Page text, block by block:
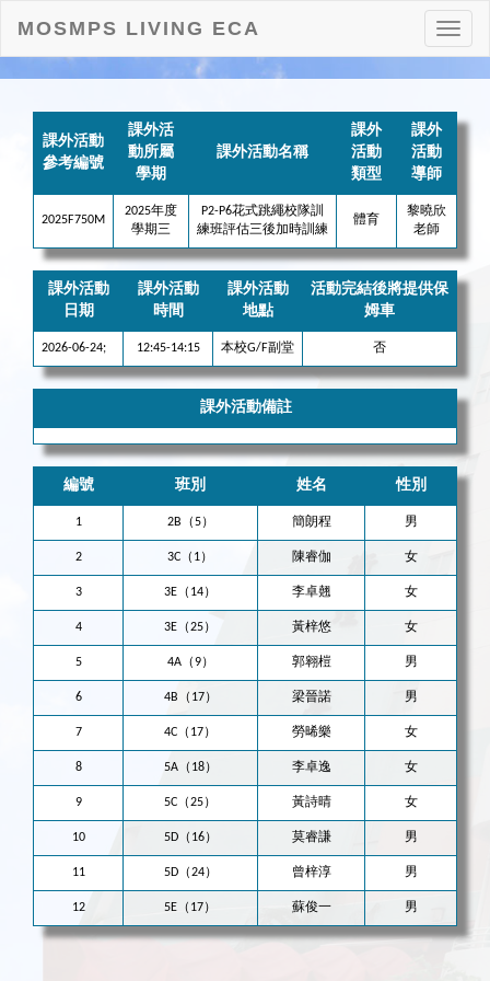
打
開
MOSMPS LIVING ECA
課外活動
參考編號
課外活
動所屬
學期
課外活動名稱
課外
活動
類型
課外
活動
導師
2025F750M
2025年度
學期三
P2-P6花式跳繩校隊訓
練班評估三後加時訓練
體育
黎曉欣
老師
課外活動
日期
課外活動
時間
課外活動
地點
活動完結後將提供保
姆車
2026-06-24; 12:45-14:15 本校G/F副堂 否
課外活動備註
編號 班別 姓名 性別
1 2B（5） 簡朗程 男
2 3C（1） 陳睿伽 女
3 3E（14） 李卓翹 女
4 3E（25） 黃梓悠 女
5 4A（9） 郭翱榿 男
6 4B（17） 梁晉諾 男
7 4C（17） 勞晞樂 女
8 5A（18） 李卓逸 女
9 5C（25） 黃詩晴 女
10 5D（16） 莫睿謙 男
11 5D（24） 曾梓淳 男
12 5E（17） 蘇俊一 男